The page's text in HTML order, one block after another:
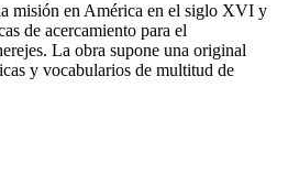
misión en América en el siglo XVI y
de acercamiento para el
La obra supone una original
y vocabularios de multitud de